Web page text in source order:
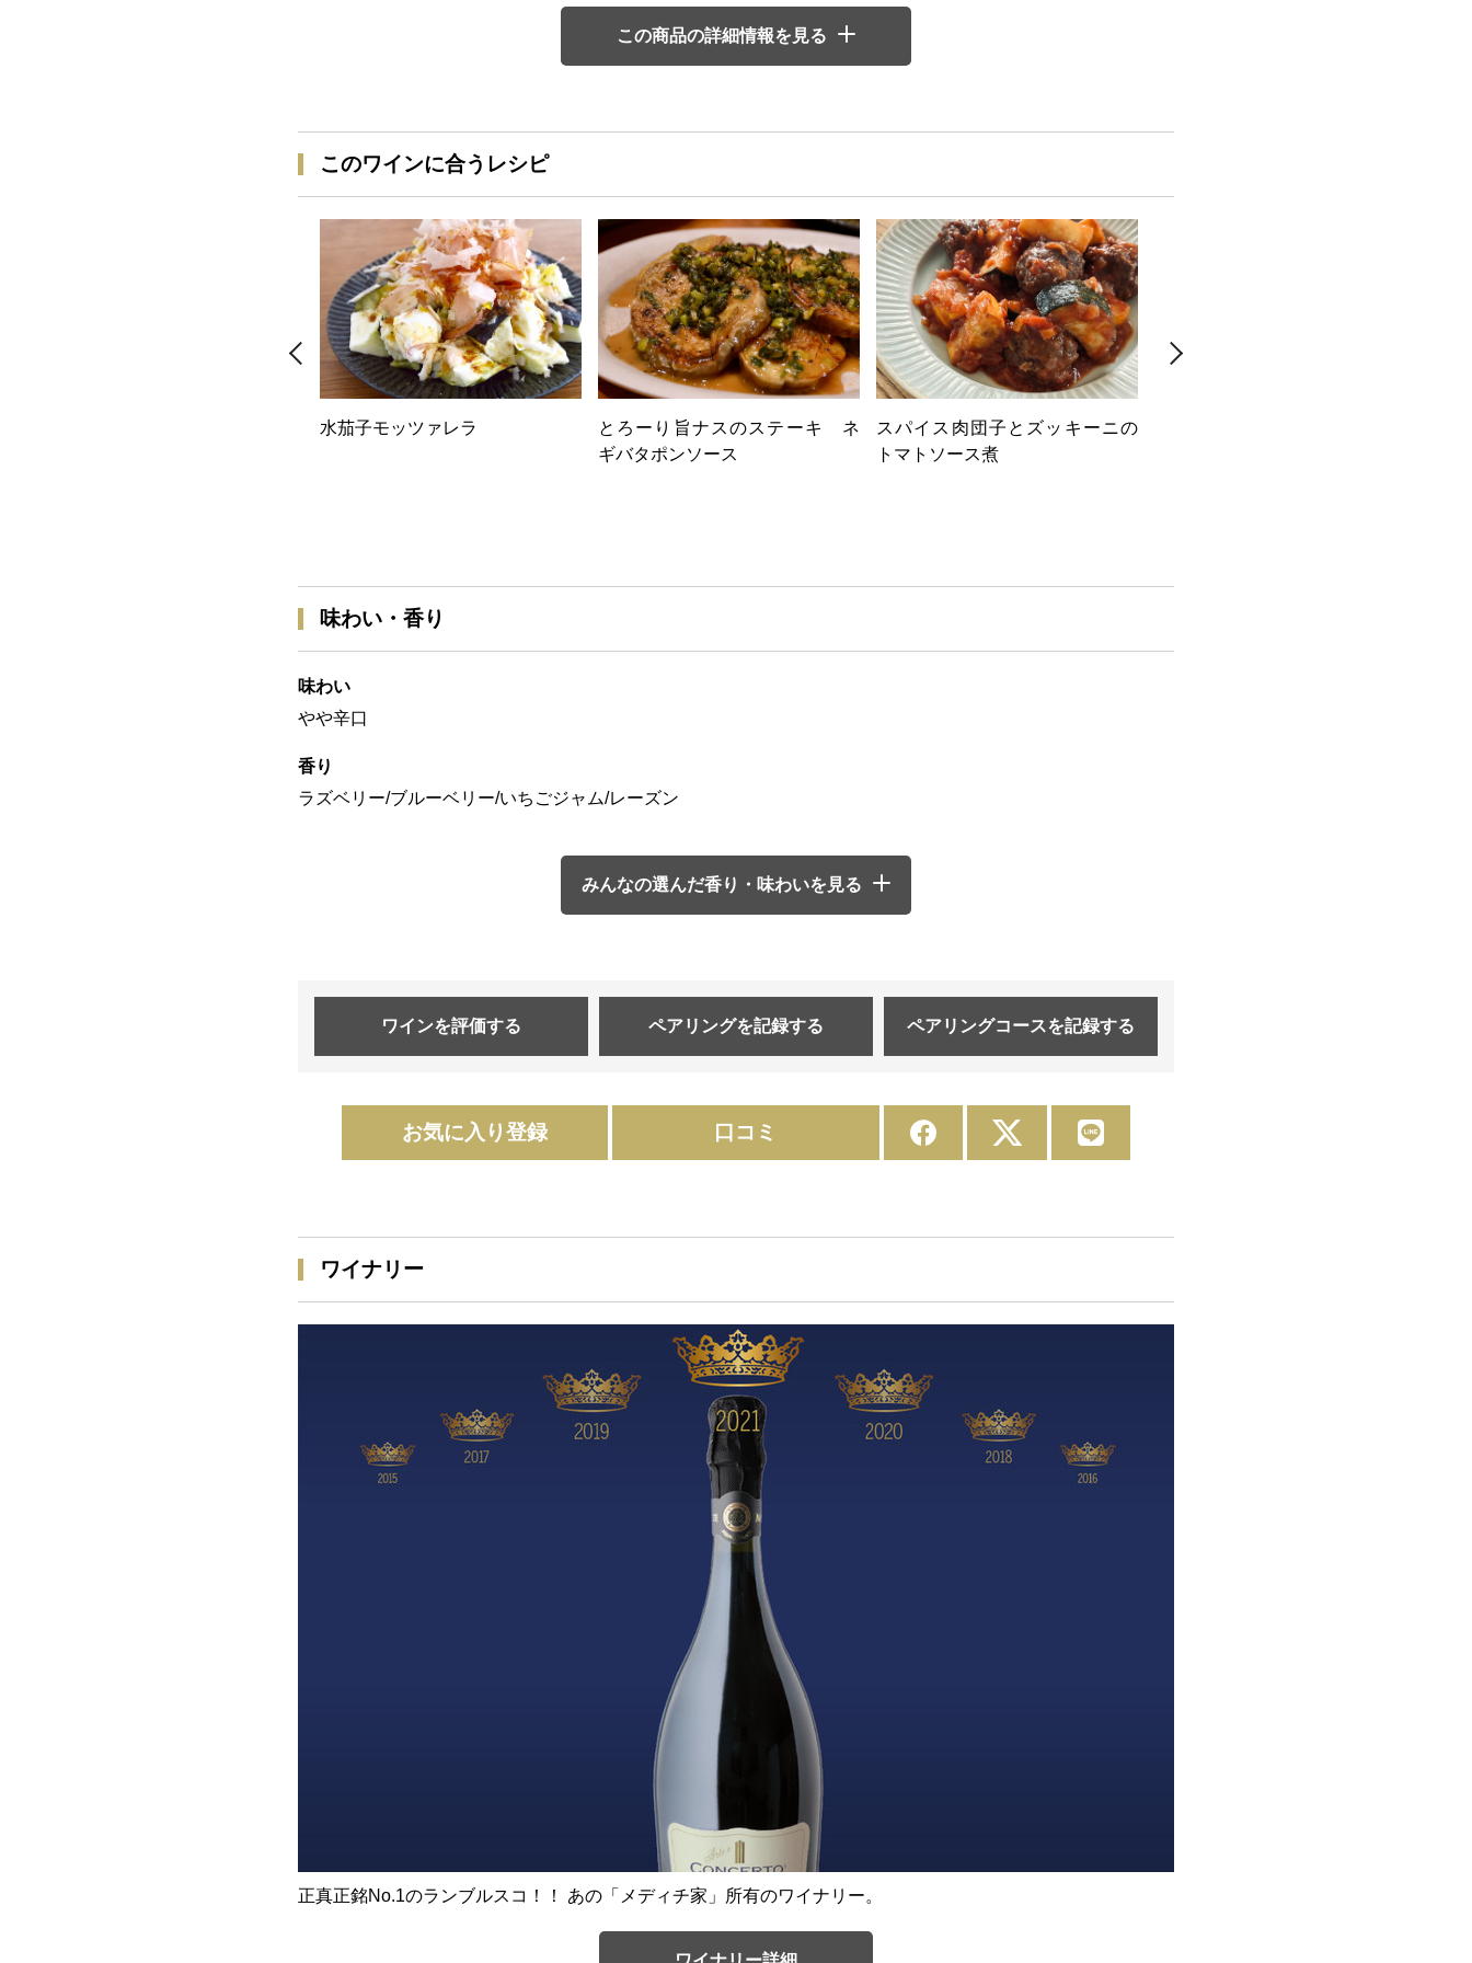
この商品の詳細情報を見る
このワインに合うレシピ
水茄子モッツァレラ
とろーり旨ナスのステーキ ネ
ギバタポンソース
スパイス肉団子とズッキーニの
トマトソース煮
味わい・香り
味わい
やや辛口
香り
ラズベリー/ブルーベリー/いちごジャム/レーズン
みんなの選んだ香り・味わいを見る
ワインを評価する ペアリングを記録する ペアリングコースを記録する
お気に入り登録 口コミ
ワイナリー
正真正銘No.1のランブルスコ！！ あの「メディチ家」所有のワイナリー。